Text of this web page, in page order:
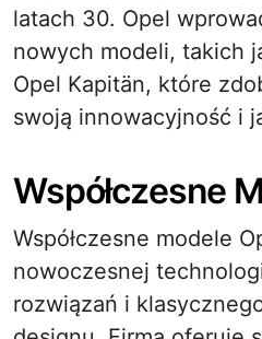
latach 30. Opel
nowych modeli, takich
Opel Kapitän, które
swoją innowacyjność i
Współczesne
Współczesne modele
nowoczesnej
rozwiązań i